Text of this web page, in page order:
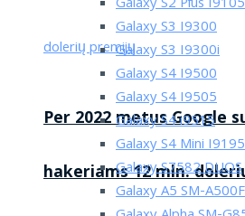
Per 2022 metus Google
hakeriams 12 mln.
Galaxy S3 I9300
Galaxy S3 I9300i
Galaxy S4 I9500
Galaxy S4 I9505
Galaxy S4 i9515
Galaxy S4 Mini I9195
Galaxy S7582 DUOS
Galaxy A5 SM-A500F